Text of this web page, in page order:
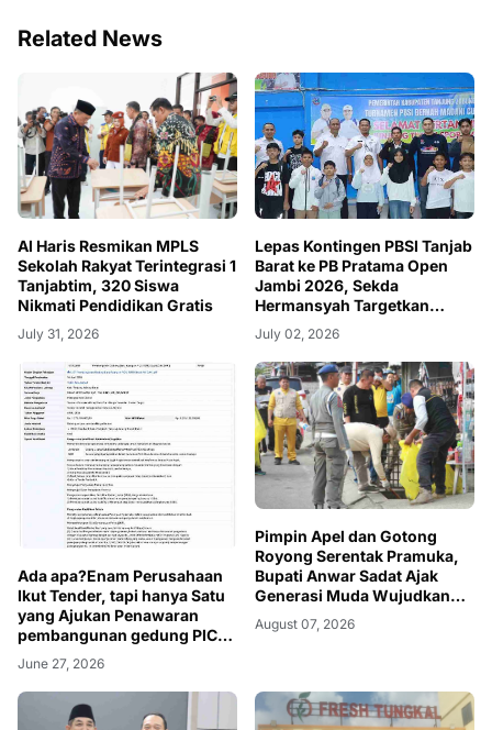
Related News
Al Haris Resmikan MPLS
Sekolah Rakyat Terintegrasi 1
Tanjabtim, 320 Siswa
Nikmati Pendidikan Gratis
July 31, 2026
Lepas Kontingen PBSI Tanjab
Barat ke PB Pratama Open
Jambi 2026, Sekda
Hermansyah Targetkan
Prestasi dan Jaga Nama
Daerah
July 02, 2026
Ada apa?Enam Perusahaan
Ikut Tender, tapi hanya Satu
yang Ajukan Penawaran
pembangunan gedung PICU
RSUD daud arif
June 27, 2026
Pimpin Apel dan Gotong
Royong Serentak Pramuka,
Bupati Anwar Sadat Ajak
Generasi Muda Wujudkan
Dasa Darma Melalui Aksi
Nyata Peduli Lingkungan
August 07, 2026